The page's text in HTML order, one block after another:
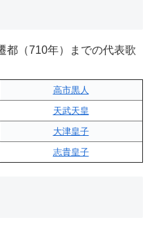
都（710年）までの代表歌
高市黒人
天武天皇
大津皇子
志貴皇子